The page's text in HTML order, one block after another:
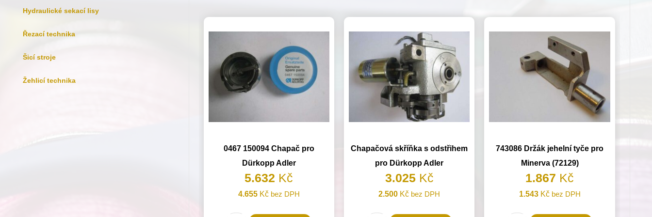
Hydraulické sekací lisy
Řezací technika
Šicí stroje
Žehlicí technika
0467 150094 Chapač pro
Dürkopp Adler
5.632 Kč
4.655 Kčbez DPH
Chapačová skříňka s odstřihem
pro Dürkopp Adler
3.025 Kč
2.500 Kč bez DPH
743086 Držák jehelní tyče pro
Minerva (72129)
1.867 Kč
1.543 Kčbez DPH